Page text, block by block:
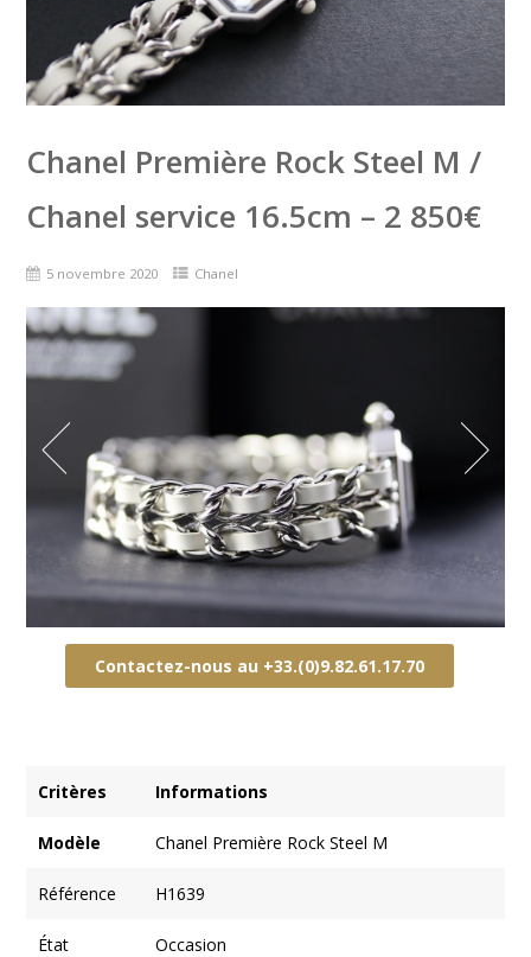
Chanel Première Rock Steel M /
Chanel service 16.5cm – 2 850€
5 novembre 2020 Chanel
Contactez-nous au +33.(0)9.82.61.17.70
Critères Informations
Modèle Chanel Première Rock Steel M
Référence H1639
État Occasion